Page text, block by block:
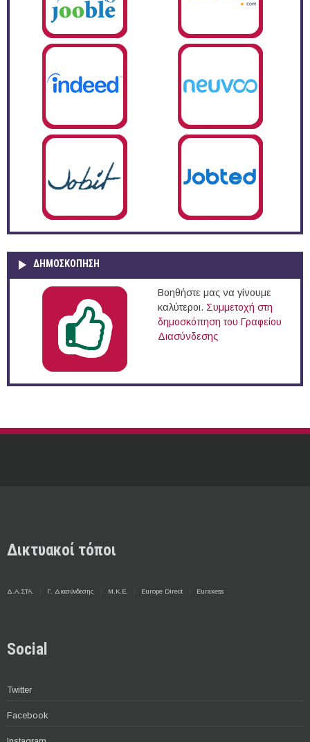
ΔΗΜΟΣΚΌΠΗΣΗ
Βοηθήστε μας να γίνουμε
καλύτεροι. Συμμετοχή στη
δημοσκόπηση του Γραφείου
Διασύνδεσης
Δικτυακοί τόποι
Δ.Α.ΣΤΑ. Γ. Διασύνδεσης Μ.Κ.Ε. Europe Direct Euraxess
Social
Twitter
Facebook